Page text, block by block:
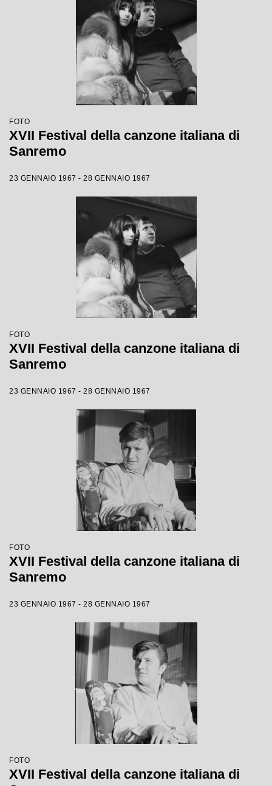
FOTO
XVII Festival della canzone italiana di
Sanremo
23 GENNAIO 1967 - 28 GENNAIO 1967
FOTO
XVII Festival della canzone italiana di
Sanremo
23 GENNAIO 1967 - 28 GENNAIO 1967
FOTO
XVII Festival della canzone italiana di
Sanremo
23 GENNAIO 1967 - 28 GENNAIO 1967
FOTO
XVII Festival della canzone italiana di